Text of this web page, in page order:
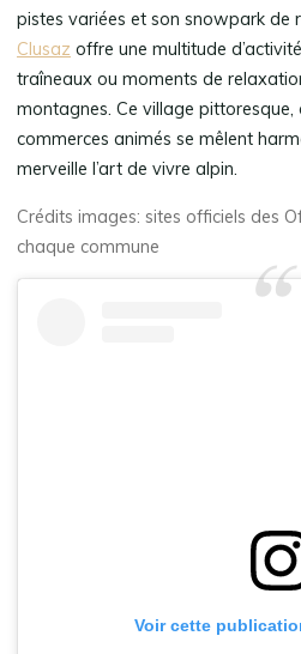
pistes variées et son snowpark de
Clusaz offre une multitude
traîneaux ou moments de
montagnes. Ce village
commerces animés se mêlent
merveille l’art de vivre alpin.
Crédits images: sites officiels des
chaque commune
Voir cette